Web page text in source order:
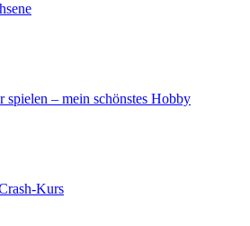
spielen – mein schönstes Hobby
Kurs